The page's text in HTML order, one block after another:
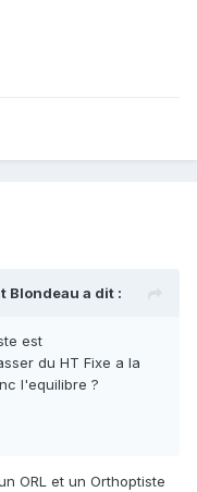
Blondeau a dit :
est
du HT Fixe a la
l'equilibre ?
ORL et un Orthoptiste